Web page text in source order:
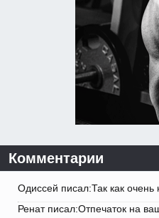
Комментарии
Одиссей писал:Так как очень
Ренат писал:Отпечаток на